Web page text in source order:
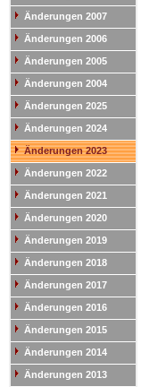
Änderungen 2007
Änderungen 2006
Änderungen 2005
Änderungen 2004
Änderungen 2025
Änderungen 2024
Änderungen 2023
Änderungen 2022
Änderungen 2021
Änderungen 2020
Änderungen 2019
Änderungen 2018
Änderungen 2017
Änderungen 2016
Änderungen 2015
Änderungen 2014
Änderungen 2013